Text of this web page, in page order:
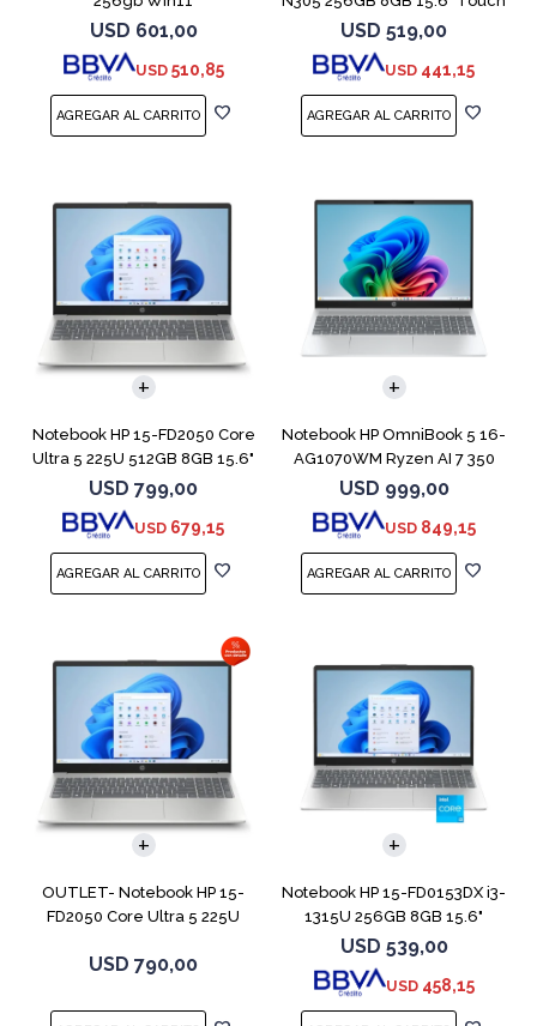
USD 601,00
USD 510,85
USD 519,00
USD 441,15
Notebook HP 15-FD2050 Core
Ultra 5 225U 512GB 8GB 15.6"
USD 799,00
USD 679,15
Notebook HP OmniBook 5 16-
AG1070WM Ryzen AI 7 350
512GB 16GB
USD 999,00
USD 849,15
COMPARAR
OUTLET- Notebook HP 15-
FD2050 Core Ultra 5 225U
USD 790,00
Notebook HP 15-FD0153DX i3-
1315U 256GB 8GB 15.6"
Touch
USD 539,00
USD 458,15
COMPARAR